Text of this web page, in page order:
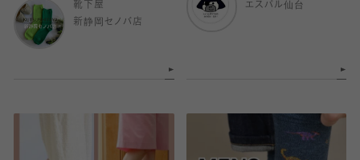
靴下屋
新静岡セノバ店
エスパル仙台